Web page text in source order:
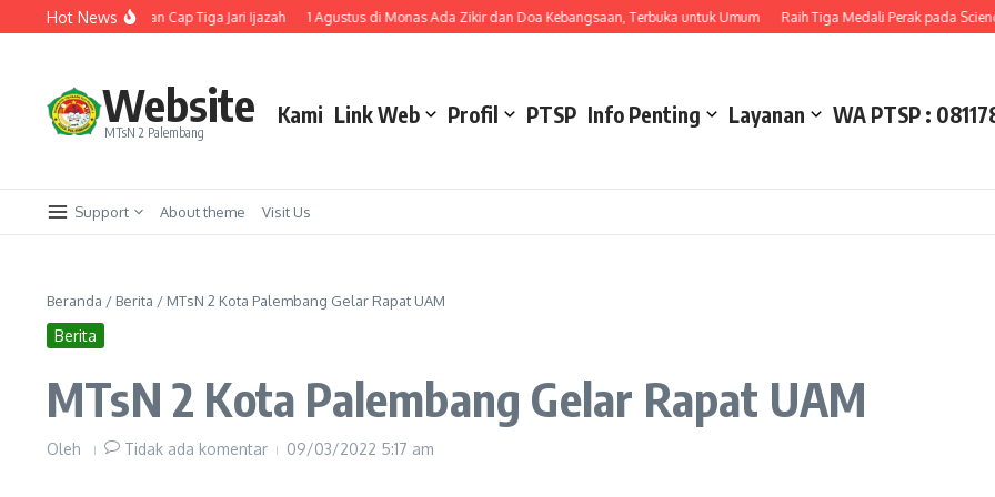
Lewati ke konten
Hot News
Laksanakan Cap Tiga Jari Ijazah 1 Agustus di Monas Ada Zikir dan Doa Kebangsaan, Terbuka untuk Umum Raih Tiga Medali Perak pada Science
Website
MTsN 2 Palembang
Kami Link Web Profil PTSP Info Penting Layanan WA PTSP :
Support About theme Visit Us
Beranda / Berita / MTsN 2 Kota Palembang Gelar Rapat UAM
Berita
MTsN 2 Kota Palembang Gelar Rapat UAM
Oleh Tidak ada komentar 09/03/2022 5:17 am